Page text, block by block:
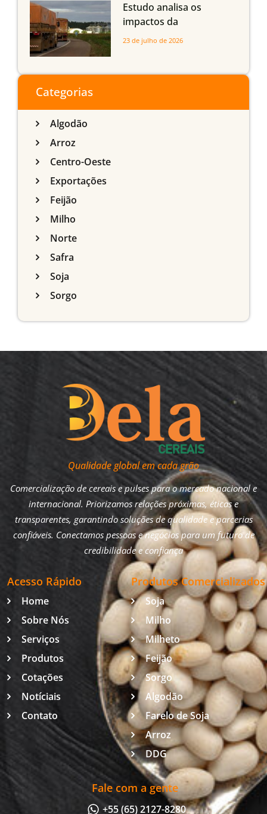
Estudo analisa os
impactos da
infraestrutura logística
do Sul
23 de julho de 2026
Categorias
Algodão
Arroz
Centro-Oeste
Exportações
Feijão
Milho
Norte
Safra
Soja
Sorgo
Qualidade global em cada grão
Comercialização de cereais e pulses para o mercado nacional e
internacional. Priorizamos relações próximas, éticas e
transparentes, garantindo soluções de qualidade e parcerias
confiáveis. Conectamos pessoas e negócios para um futuro de
credibilidade e confiança
Acesso Rápido
Home
Sobre Nós
Serviços
Produtos
Cotações
Notíciais
Contato
Produtos Comercializados
Soja
Milho
Milheto
Feijão
Sorgo
Algodão
Farelo de Soja
Arroz
DDG
Fale com a gente
+55 (65) 2127-8280